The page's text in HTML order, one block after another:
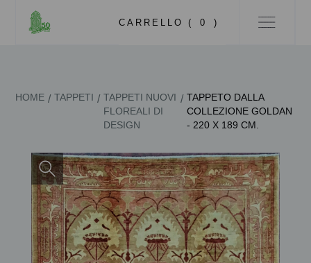
CARRELLO ( 0 )
HOME / TAPPETI / TAPPETI NUOVI
FLOREALI DI
DESIGN
/ TAPPETO DALLA
COLLEZIONE GOLDAN
- 220 X 189 CM.